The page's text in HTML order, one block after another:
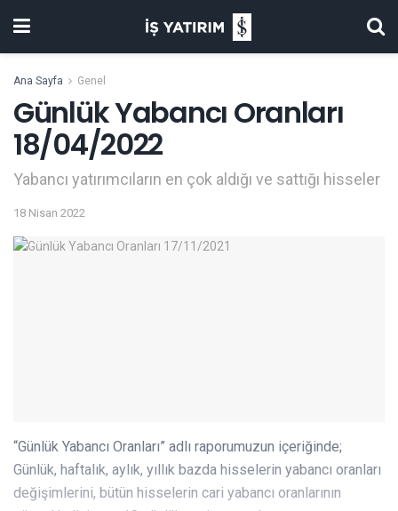
Ana Sayfa Genel
Günlük Yabancı Oranları
18/04/2022
Yabancı yatırımcıların en çok aldığı ve sattığı hisseler
18 Nisan 2022
“Günlük Yabancı Oranları” adlı raporumuzun içeriğinde;
Günlük, haftalık, aylık, yıllık bazda hisselerin yabancı oranları
değişimlerini, bütün hisselerin cari yabancı oranlarının